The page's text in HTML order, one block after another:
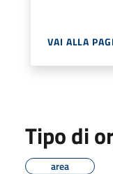
VAI ALLA
Tipo di
area